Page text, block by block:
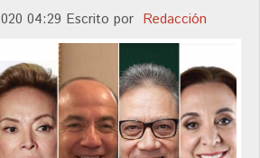
04:29 Escrito por Redacción